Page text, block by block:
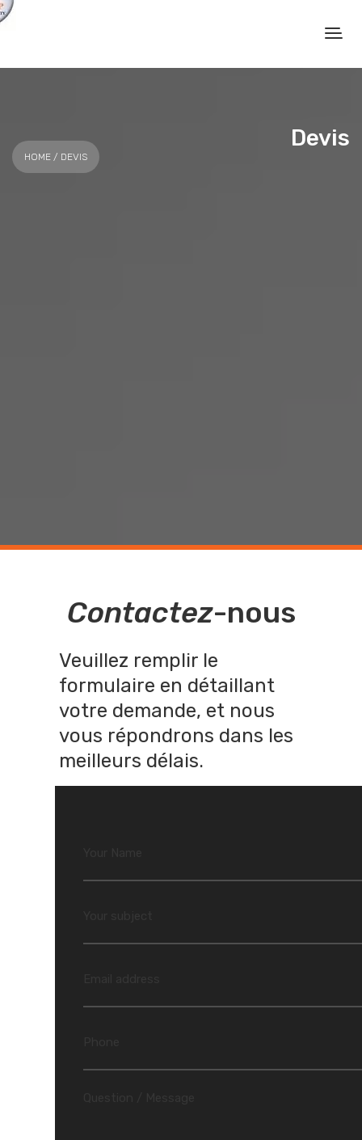
Devis
HOME / DEVIS
Contactez-nous
Veuillez remplir le
formulaire en détaillant
votre demande, et nous
vous répondrons dans les
meilleurs délais.